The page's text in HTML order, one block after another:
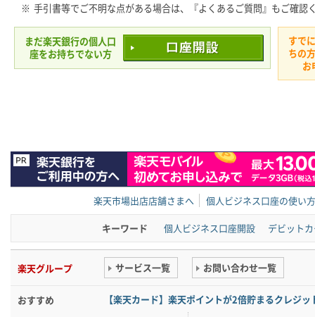
※ 手引書等でご不明な点がある場合は、『よくあるご質問』もご確認
まだ楽天銀行の個人口
座をお持ちでない方
すで
ちの
お
楽天市場出店店舗さまへ 個人ビジネス口座の使い方
キーワード 個人ビジネス口座開設 デビット
楽天グループ サービス一覧 お問い合わせ一覧
おすすめ
【楽天カード】楽天ポイントが2倍貯まるクレジ